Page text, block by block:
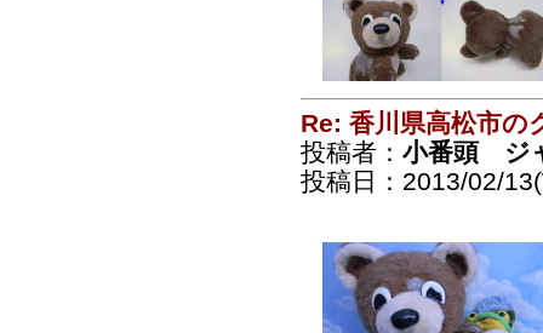
Re: 香川県高松市の
投稿者： 小番頭 ジ
投稿日：2013/02/